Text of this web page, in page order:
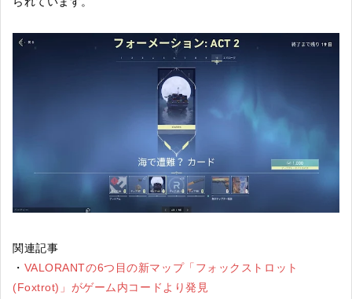
関連記事
・ VALORANTの6つ目の新マップ「フォックストロット
(Foxtrot)」がゲーム内コードより発見